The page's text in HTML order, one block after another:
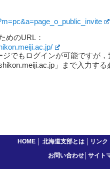
めのURL：
でもログインが可能ですが
」まで入力す
HOME 北海道支部とは リンク
お問い合わせ サイト